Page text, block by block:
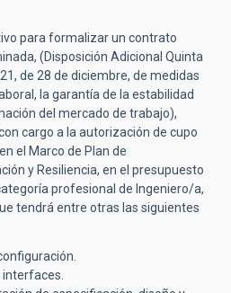
para formalizar un contrato
(Disposición Adicional Quinta
de 28 de diciembre, de medidas
la garantía de la estabilidad
del mercado de trabajo),
cargo a la autorización de cupo
el Marco de Plan de
y Resiliencia, en el presupuesto
profesional de Ingeniero/a,
tendrá entre otras las siguientes
interfaces.